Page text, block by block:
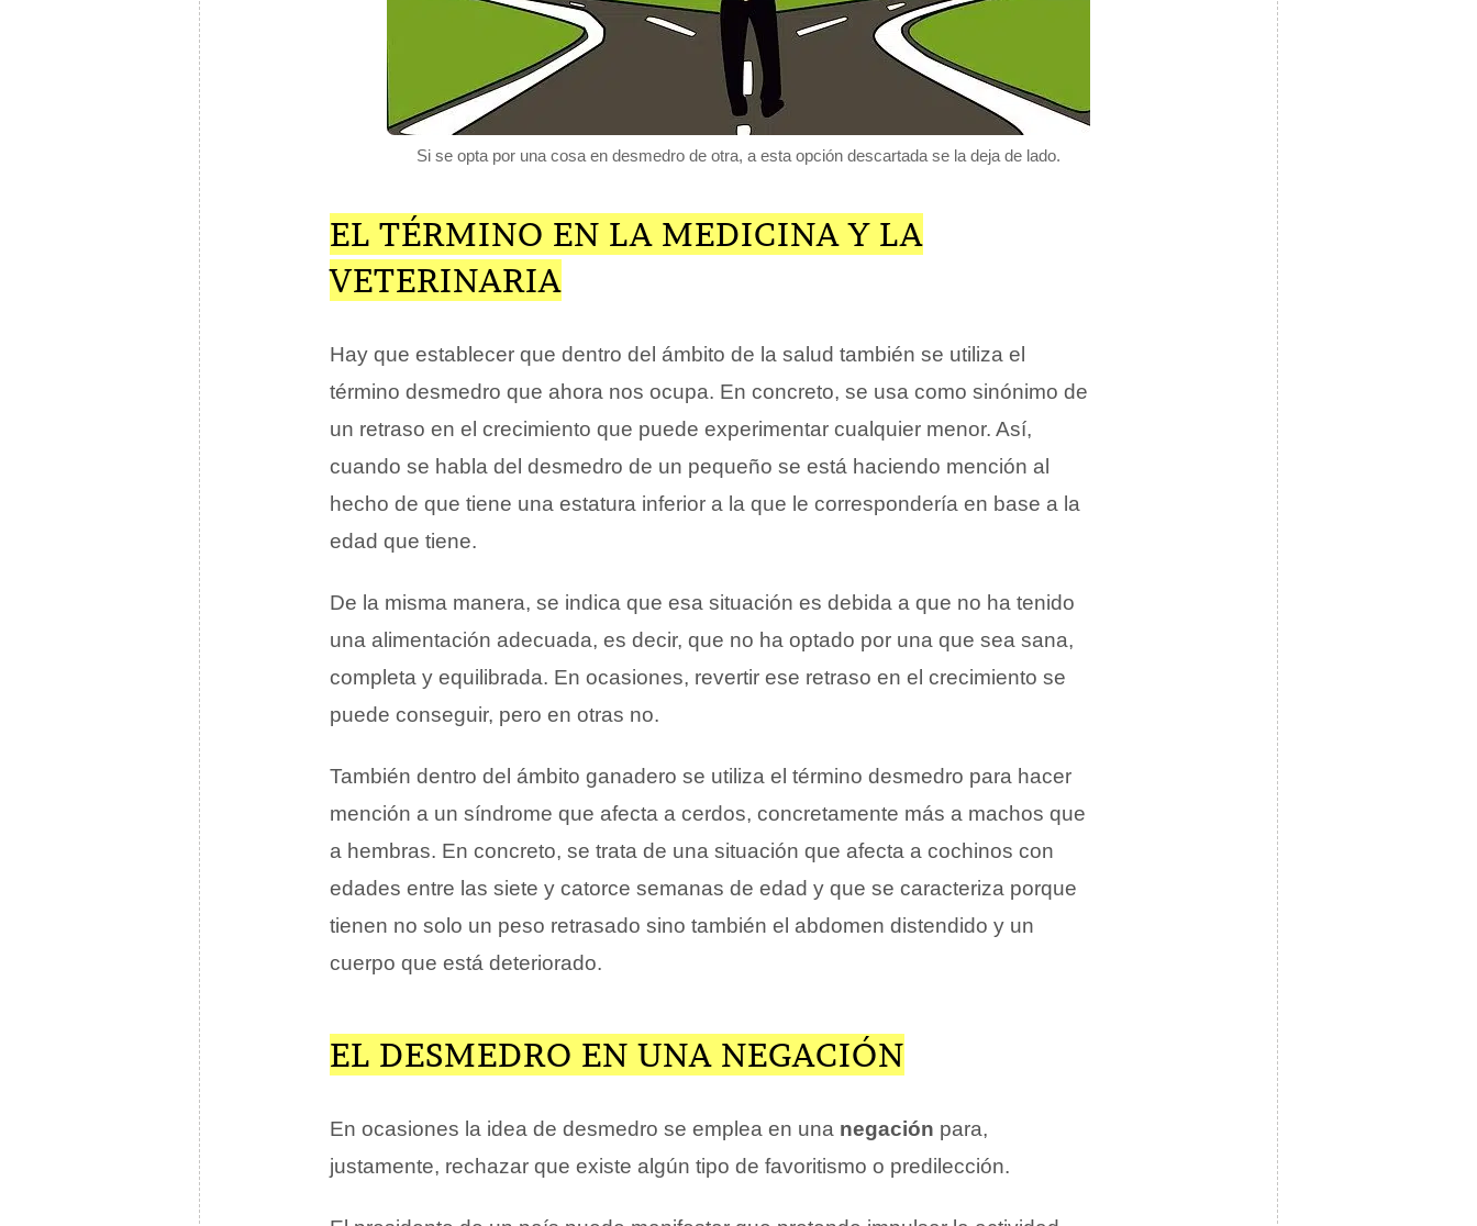
Si se opta por una cosa en desmedro de otra, a esta opción descartada se la deja de lado.
EL TÉRMINO EN LA MEDICINA Y LA
VETERINARIA
Hay que establecer que dentro del ámbito de la salud también se utiliza el
término desmedro que ahora nos ocupa. En concreto, se usa como sinónimo de
un retraso en el crecimiento que puede experimentar cualquier menor. Así,
cuando se habla del desmedro de un pequeño se está haciendo mención al
hecho de que tiene una estatura inferior a la que le correspondería en base a la
edad que tiene.
De la misma manera, se indica que esa situación es debida a que no ha tenido
una alimentación adecuada, es decir, que no ha optado por una que sea sana,
completa y equilibrada. En ocasiones, revertir ese retraso en el crecimiento se
puede conseguir, pero en otras no.
También dentro del ámbito ganadero se utiliza el término desmedro para hacer
mención a un síndrome que afecta a cerdos, concretamente más a machos que
a hembras. En concreto, se trata de una situación que afecta a cochinos con
edades entre las siete y catorce semanas de edad y que se caracteriza porque
tienen no solo un peso retrasado sino también el abdomen distendido y un
cuerpo que está deteriorado.
EL DESMEDRO EN UNA NEGACIÓN
En ocasiones la idea de desmedro se emplea en una negación para,
justamente, rechazar que existe algún tipo de favoritismo o predilección.